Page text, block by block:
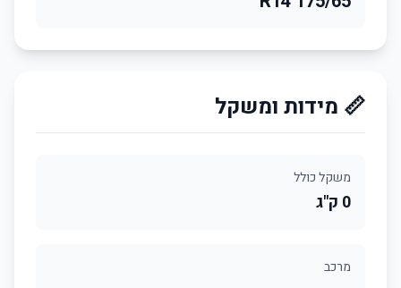
📏 מידות ומשקל
משקל כולל
0 ק"ג
מרכב